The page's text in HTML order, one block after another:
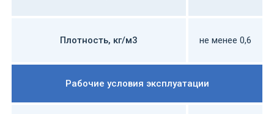
Плотность, кг/м3 не менее 0,6
Рабочие условия эксплуатации